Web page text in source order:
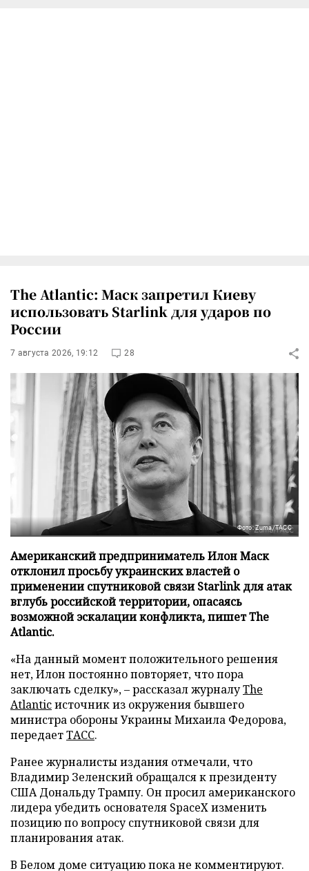
The Atlantic: Маск запретил Киеву
использовать Starlink для ударов по
России
7 августа 2026, 19:12 28
Фото: Zuma/ТАСС
Американский предприниматель Илон Маск
отклонил просьбу украинских властей о
применении спутниковой связи Starlink для атак
вглубь российской территории, опасаясь
возможной эскалации конфликта, пишет The
Atlantic.
«На данный момент положительного решения
нет, Илон постоянно повторяет, что пора
заключать сделку», – рассказал журналуThe
Atlanticисточник из окружения бывшего
министра обороны Украины Михаила Федорова,
передаетТАСС.
Ранее журналисты издания отмечали, что
Владимир Зеленский обращался к президенту
США Дональду Трампу. Он просил американского
лидера убедить основателя SpaceX изменить
позицию по вопросу спутниковой связи для
планирования атак.
В Белом доме ситуацию пока не комментируют.